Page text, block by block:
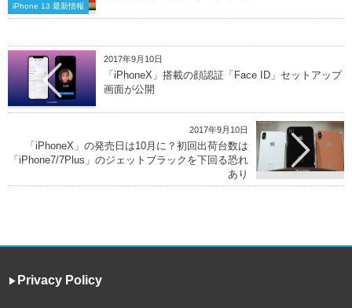
iPhone 13 最新情報
2017年9月10日
「iPhoneX」搭載の顔認証「Face ID」セットアップ
画面が公開
2017年9月10日
「iPhoneX」の発売日は10月に？初回出荷台数は
「iPhone7/7Plus」のジェットブラックを下回る恐れ
あり
▶︎ Privacy Policy